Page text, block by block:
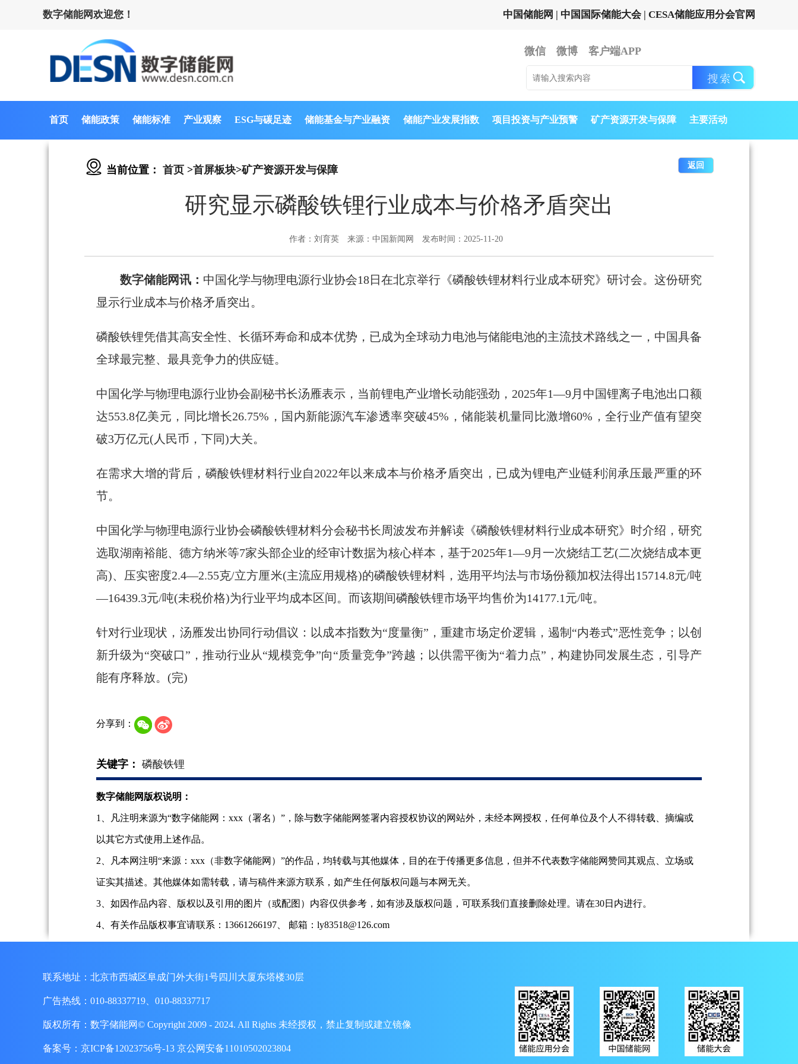
数字储能网欢迎您！ 中国储能网 | 中国国际储能大会 | CESA储能应用分会官网
微信 微博 客户端APP
首页 储能政策 储能标准 产业观察 ESG与碳足迹 储能基金与产业融资 储能产业发展指数 项目投资与产业预警 矿产资源开发与保障 主要活动
当前位置： 首页 >首屏板块>矿产资源开发与保障 返回
研究显示磷酸铁锂行业成本与价格矛盾突出
作者：刘育英 来源：中国新闻网 发布时间：2025-11-20
数字储能网讯： 中国化学与物理电源行业协会18日在北京举行《磷酸铁锂材料行业成本研究》研讨会。这份研究
显示行业成本与价格矛盾突出。
磷酸铁锂凭借其高安全性、长循环寿命和成本优势，已成为全球动力电池与储能电池的主流技术路线之一，中国具备
全球最完整、最具竞争力的供应链。
中国化学与物理电源行业协会副秘书长汤雁表示，当前锂电产业增长动能强劲，2025年1—9月中国锂离子电池出口额
达553.8亿美元，同比增长26.75%，国内新能源汽车渗透率突破45%，储能装机量同比激增60%，全行业产值有望突
破3万亿元(人民币，下同)大关。
在需求大增的背后，磷酸铁锂材料行业自2022年以来成本与价格矛盾突出，已成为锂电产业链利润承压最严重的环
节。
中国化学与物理电源行业协会磷酸铁锂材料分会秘书长周波发布并解读《磷酸铁锂材料行业成本研究》时介绍，研究
选取湖南裕能、德方纳米等7家头部企业的经审计数据为核心样本，基于2025年1—9月一次烧结工艺(二次烧结成本更
高)、压实密度2.4—2.55克/立方厘米(主流应用规格)的磷酸铁锂材料，选用平均法与市场份额加权法得出15714.8元/吨
—16439.3元/吨(未税价格)为行业平均成本区间。而该期间磷酸铁锂市场平均售价为14177.1元/吨。
针对行业现状，汤雁发出协同行动倡议：以成本指数为“度量衡”，重建市场定价逻辑，遏制“内卷式”恶性竞争；以创
新升级为“突破口”，推动行业从“规模竞争”向“质量竞争”跨越；以供需平衡为“着力点”，构建协同发展生态，引导产
能有序释放。(完)
分享到：
关键字： 磷酸铁锂
数字储能网版权说明：
1、凡注明来源为“数字储能网：xxx（署名）”，除与数字储能网签署内容授权协议的网站外，未经本网授权，任何单位及个人不得转载、摘编或
以其它方式使用上述作品。
2、凡本网注明“来源：xxx（非数字储能网）”的作品，均转载与其他媒体，目的在于传播更多信息，但并不代表数字储能网赞同其观点、立场或
证实其描述。其他媒体如需转载，请与稿件来源方联系，如产生任何版权问题与本网无关。
3、如因作品内容、版权以及引用的图片（或配图）内容仅供参考，如有涉及版权问题，可联系我们直接删除处理。请在30日内进行。
4、有关作品版权事宜请联系：13661266197、 邮箱：ly83518@126.com
联系地址：北京市西城区阜成门外大街1号四川大厦东塔楼30层
广告热线：010-88337719、010-88337717
版权所有：数字储能网© Copyright 2009 - 2024. All Rights 未经授权，禁止复制或建立镜像
备案号： 京ICP备12023756号-13 京公网安备11010502023804